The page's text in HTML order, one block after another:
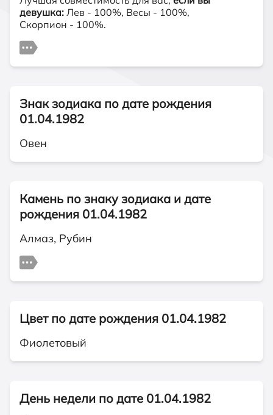
девушка: Лев - 100%, Весы - 100%,
Скорпион - 100%.
Знак зодиака по дате рождения
01.04.1982
Овен
Камень по знаку зодиака и дате
рождения 01.04.1982
Алмаз, Рубин
Цвет по дате рождения 01.04.1982
Фиолетовый
День недели по дате 01.04.1982